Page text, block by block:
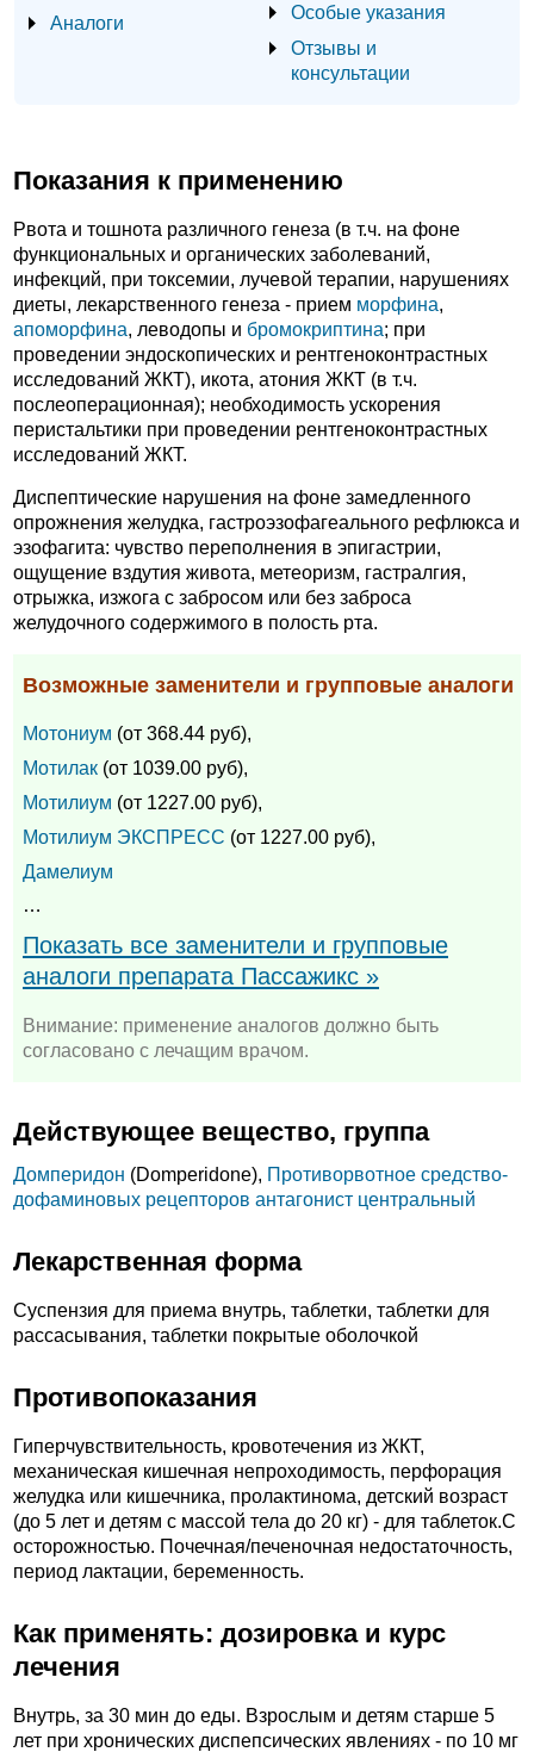
Аналоги
Особые указания
Отзывы и
консультации
Показания к применению
Рвота и тошнота различного генеза (в т.ч. на фоне
функциональных и органических заболеваний,
инфекций, при токсемии, лучевой терапии, нарушениях
диеты, лекарственного генеза - прием морфина,
апоморфина, леводопы и бромокриптина; при
проведении эндоскопических и рентгеноконтрастных
исследований ЖКТ), икота, атония ЖКТ (в т.ч.
послеоперационная); необходимость ускорения
перистальтики при проведении рентгеноконтрастных
исследований ЖКТ.
Диспептические нарушения на фоне замедленного
опрожнения желудка, гастроэзофагеального рефлюкса и
эзофагита: чувство переполнения в эпигастрии,
ощущение вздутия живота, метеоризм, гастралгия,
отрыжка, изжога с забросом или без заброса
желудочного содержимого в полость рта.
Возможные заменители и групповые аналоги
Мотониум (от 368.44 руб),
Мотилак (от 1039.00 руб),
Мотилиум (от 1227.00 руб),
Мотилиум ЭКСПРЕСС (от 1227.00 руб),
Дамелиум
…
Показать все заменители и групповые
аналоги препарата Пассажикс »
Внимание: применение аналогов должно быть
согласовано с лечащим врачом.
Действующее вещество, группа
Домперидон (Domperidone), Противорвотное средство-
дофаминовых рецепторов антагонист центральный
Лекарственная форма
Суспензия для приема внутрь, таблетки, таблетки для
рассасывания, таблетки покрытые оболочкой
Противопоказания
Гиперчувствительность, кровотечения из ЖКТ,
механическая кишечная непроходимость, перфорация
желудка или кишечника, пролактинома, детский возраст
(до 5 лет и детям с массой тела до 20 кг) - для таблеток.C
осторожностью. Почечная/печеночная недостаточность,
период лактации, беременность.
Как применять: дозировка и курс
лечения
Внутрь, за 30 мин до еды. Взрослым и детям старше 5
лет при хронических диспепсических явлениях - по 10 мг